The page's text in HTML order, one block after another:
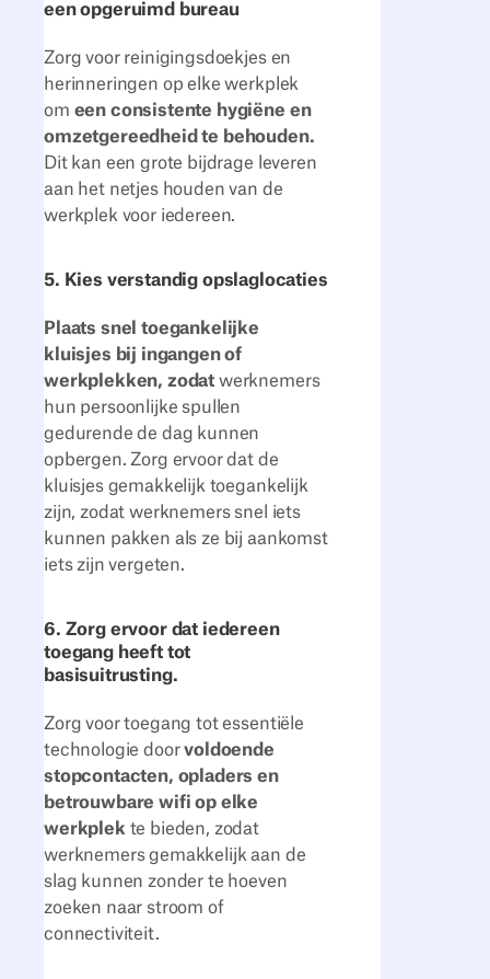
een opgeruimd bureau
Zorg voor reinigingsdoekjes en
herinneringen op elke werkplek
om een consistente hygiëne en
omzetgereedheid te behouden.
Dit kan een grote bijdrage leveren
aan het netjes houden van de
werkplek voor iedereen.
5. Kies verstandig opslaglocaties
Plaats snel toegankelijke
kluisjes bij ingangen of
werkplekken, zodat werknemers
hun persoonlijke spullen
gedurende de dag kunnen
opbergen. Zorg ervoor dat de
kluisjes gemakkelijk toegankelijk
zijn, zodat werknemers snel iets
kunnen pakken als ze bij aankomst
iets zijn vergeten.
6. Zorg ervoor dat iedereen
toegang heeft tot
basisuitrusting.
Zorg voor toegang tot essentiële
technologie doorvoldoende
stopcontacten, opladers en
betrouwbare wifi op elke
werkplek te bieden, zodat
werknemers gemakkelijk aan de
slag kunnen zonder te hoeven
zoeken naar stroom of
connectiviteit.